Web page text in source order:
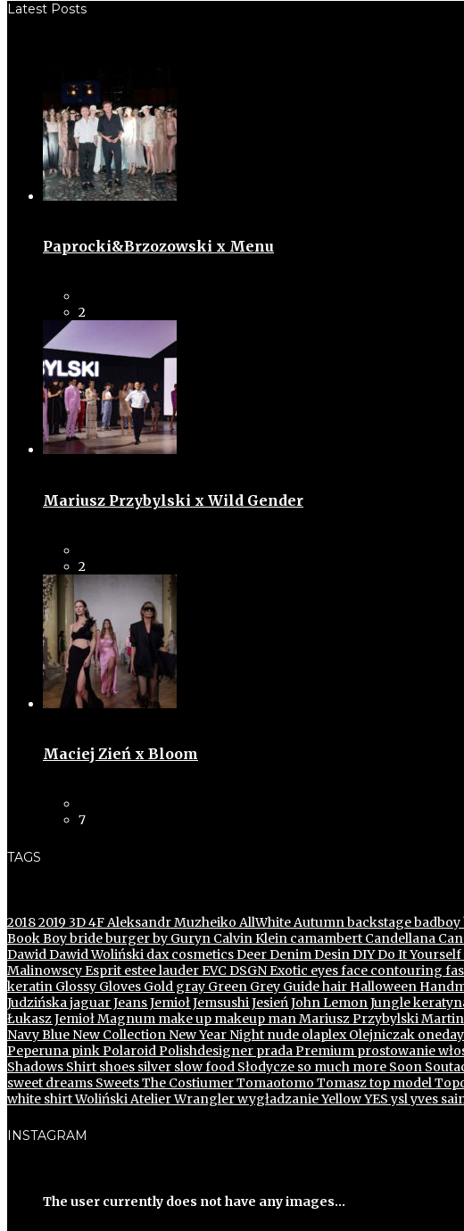
Latest Posts
Paprocki&Brzozowski x Menu
2
Mariusz Przybylski x Wild Gender
2
Maciej Zień x Bloom
7
TAGS
20182019 3D4FAleksandr Muzheiko AllWhiteAutumnbackstagebadboy
BookBoybrideburgerby Guryn Calvin Klein camambert Candellana
DawidDawid Woliński dax cosmeticsDeerDenimDesinDIYDo It Yourself
MalinowscyEsprit estee lauderEVC DSGNExotic eyesface contouring
keratin Glossy Gloves Gold gray Green Grey Guidehair Halloween
JudzińskajaguarJeansJemiołJemsushiJesieńJohn LemonJungle
Łukasz JemiołMagnum make up makeup manMariusz Przybylski
Navy Blue New Collection New Year Night nude olaplexOlejniczak oneday
Peperuna pinkPolaroidPolishdesigner pradaPremium prostowanie
Shadows Shirt shoes silver slow food Słodycze so much more Soon
sweet dreams SweetsThe CostiumerTomaotomo Tomasztop model
white shirtWoliński AtelierWranglerwygładzanieYellowYESyslyves
INSTAGRAM
The user currently does not have any images...